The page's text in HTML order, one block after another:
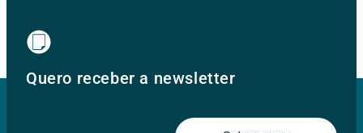
Quero receber a newsletter